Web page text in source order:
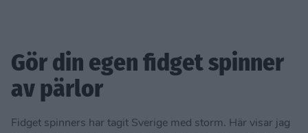
Gör din egen fidget spinner
av pärlor
Fidget spinners har tagit Sverige med storm. Här visar jag